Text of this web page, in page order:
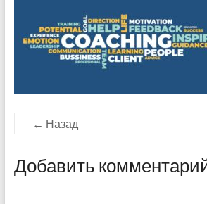
← Назад
Добавить